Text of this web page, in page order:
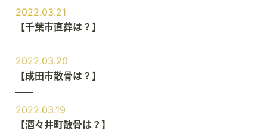
2022.03.21
【千葉市直葬は？】
2022.03.20
【成田市散骨は？】
2022.03.19
【酒々井町散骨は？】